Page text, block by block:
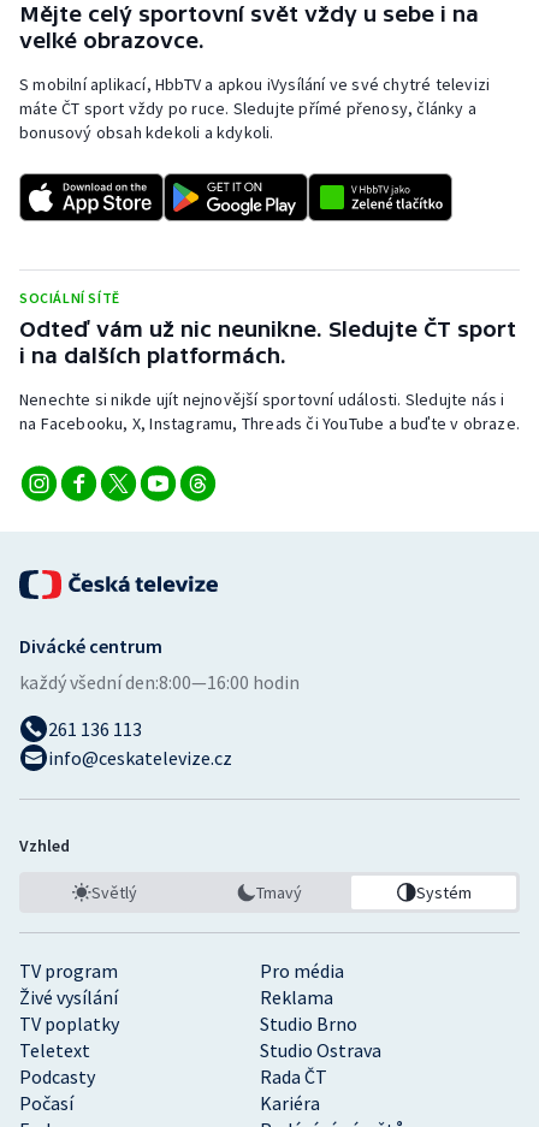
Mějte celý sportovní svět vždy u sebe i na
velké obrazovce.
S mobilní aplikací, HbbTV a apkou iVysílání ve své chytré televizi
máte ČT sport vždy po ruce. Sledujte přímé přenosy, články a
bonusový obsah kdekoli a kdykoli.
SOCIÁLNÍ SÍTĚ
Odteď vám už nic neunikne. Sledujte ČT sport
i na dalších platformách.
Nenechte si nikde ujít nejnovější sportovní události. Sledujte nás i
na Facebooku, X, Instagramu, Threads či YouTube a buďte v obraze.
TV program
Pro média
Živé vysílání
Reklama
TV poplatky
Studio Brno
Teletext
Studio Ostrava
Podcasty
Rada ČT
Počasí
Kariéra
Divácké centrum
každý všední den:8:00—16:00 hodin
261 136 113
info@ceskatelevize.cz
Vzhled
Světlý Tmavý Systém